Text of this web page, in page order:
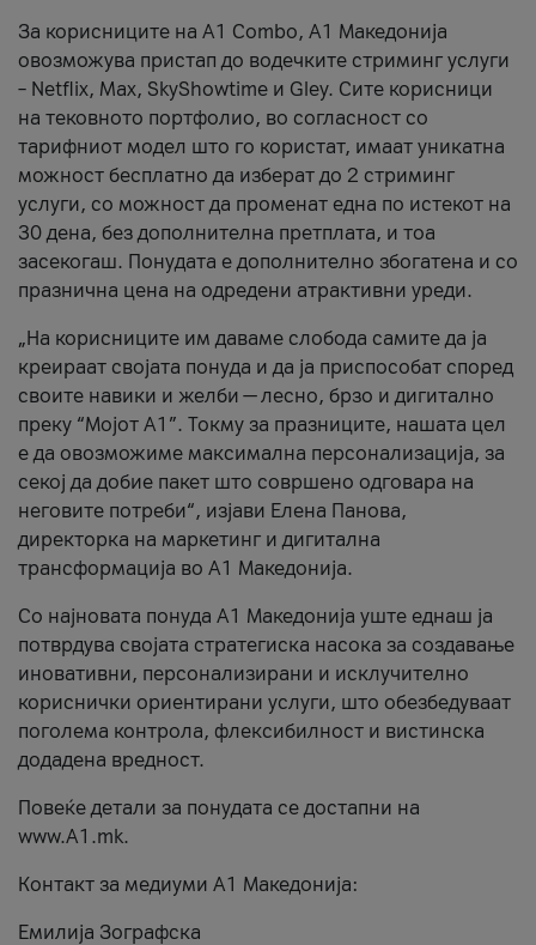
За корисниците на A1 Combo, А1 Македонија
овозможува пристап до водечките стриминг услуги
– Netflix, Max, SkyShowtime и Gley. Сите корисници
на тековното портфолио, во согласност со
тарифниот модел што го користат, имаат уникатна
можност бесплатно да изберат до 2 стриминг
услуги, со можност да променат една по истекот на
30 дена, без дополнителна претплата, и тоа
засекогаш. Понудата е дополнително збогатена и со
празнична цена на одредени атрактивни уреди.
„На корисниците им даваме слобода самите да ја
креираат својата понуда и да ја приспособат според
своите навики и желби — лесно, брзо и дигитално
преку “Мојот А1”. Токму за празниците, нашата цел
е да овозможиме максимална персонализација, за
секој да добие пакет што совршено одговара на
неговите потреби“, изјави Елена Панова,
директорка на маркетинг и дигитална
трансформација во А1 Македонија.
Со најновата понуда А1 Македонија уште еднаш ја
потврдува својата стратегиска насока за создавање
иновативни, персонализирани и исклучително
кориснички ориентирани услуги, што обезбедуваат
поголема контрола, флексибилност и вистинска
додадена вредност.
Повеќе детали за понудата се достапни на
www.А1.mk.
Контакт за медиуми А1 Македонија:
Емилија Зографска